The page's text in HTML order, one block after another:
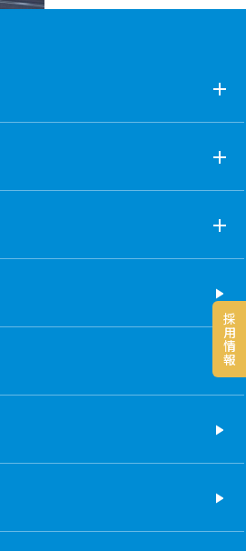
採
用
情
報